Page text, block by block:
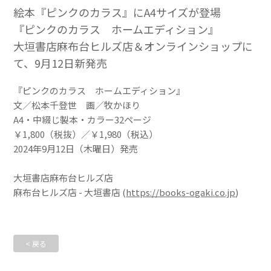
絵本『ピンクのカラス』にA4サイズが登場
『ピンクのカラス ホームエディション』
大垣書店麻布台ヒルズ店＆オンラインショップに
て、9月12日新発売
『ピンクのカラス ホームエディション』
文／松本千登世 画／牧かほり
A4・中綴じ製本・カラー32ページ
￥1,800（税抜）／￥1,980（税込）
2024年9月12日（木曜日）発売
大垣書店麻布台ヒルズ店
麻布台ヒルズ店 - 大垣書店 (https://books-ogaki.co.jp)
< 戻る